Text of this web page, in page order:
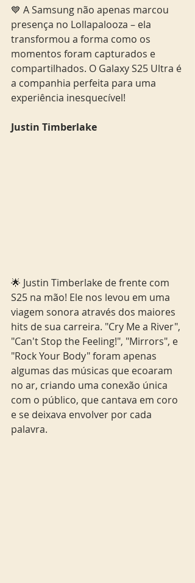
💙 A Samsung não apenas marcou
presença no Lollapalooza – ela
transformou a forma como os
momentos foram capturados e
compartilhados. O Galaxy S25 Ultra é
a companhia perfeita para uma
experiência inesquecível!
Justin Timberlake
🌟 Justin Timberlake de frente com
S25 na mão! Ele nos levou em uma
viagem sonora através dos maiores
hits de sua carreira. "Cry Me a River",
"Can't Stop the Feeling!", "Mirrors", e
"Rock Your Body" foram apenas
algumas das músicas que ecoaram
no ar, criando uma conexão única
com o público, que cantava em coro
e se deixava envolver por cada
palavra.